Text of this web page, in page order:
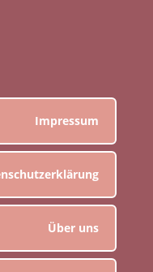
Impressum
Über uns